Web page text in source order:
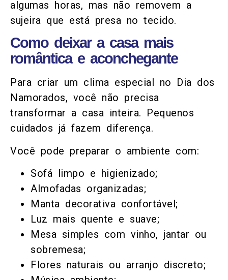
algumas horas, mas não removem a
sujeira que está presa no tecido.
Como deixar a casa mais
romântica e aconchegante
Para criar um clima especial no Dia dos
Namorados, você não precisa
transformar a casa inteira. Pequenos
cuidados já fazem diferença.
Você pode preparar o ambiente com:
Sofá limpo e higienizado;
Almofadas organizadas;
Manta decorativa confortável;
Luz mais quente e suave;
Mesa simples com vinho, jantar ou
sobremesa;
Flores naturais ou arranjo discreto;